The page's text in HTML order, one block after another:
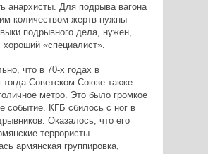
анархисты. Для подрыва вагона
количеством жертв нужны
подрывного дела, нужен,
«специалист».
что в 70-х годах в
тогда Советском Союзе также
метро. Это было громкое
событие. КГБ сбилось с ног в
Оказалось, что его
террористы.
армянская группировка,